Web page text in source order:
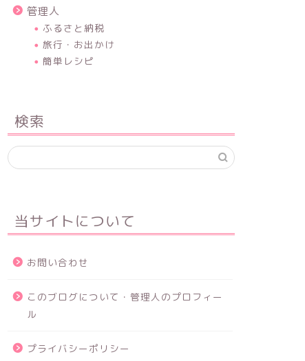
正義か？〜メリトクラシーとは〜
子どもの発達障害の検査はどこで？
る？
管理人
ふるさと納税
旅行・お出かけ
簡単レシピ
検索
当サイトについて
お問い合わせ
このブログについて・管理人のプロフィー
ル
プライバシーポリシー